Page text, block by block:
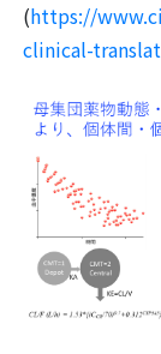
(https://
clinical-